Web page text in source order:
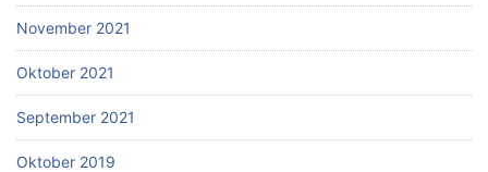
November 2021
Oktober 2021
September 2021
Oktober 2019